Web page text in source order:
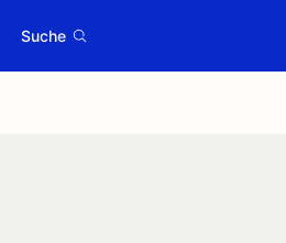
Suche